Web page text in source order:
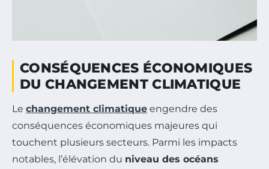
CONSÉQUENCES ÉCONOMIQUES
DU CHANGEMENT CLIMATIQUE
Le changement climatique engendre des
conséquences économiques majeures qui
touchent plusieurs secteurs. Parmi les impacts
notables, l’élévation du niveau des océans